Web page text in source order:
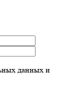
данных и